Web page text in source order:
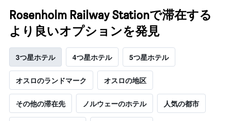
Rosenholm Railway Stationで滞在する
より良いオプションを発見
3つ星ホテル 4つ星ホテル 5つ星ホテル
オスロのランドマーク オスロの地区
その他の滞在先 ノルウェーのホテル 人気の都市